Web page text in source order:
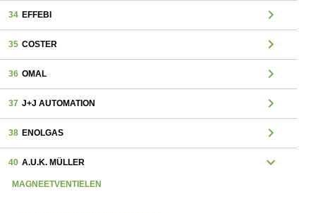
34 EFFEBI chevron_right
35 COSTER chevron_right
36 OMAL chevron_right
37 J+J AUTOMATION chevron_right
38 ENOLGAS chevron_right
40 A.U.K. MÜLLER expand_more
MAGNEETVENTIELEN